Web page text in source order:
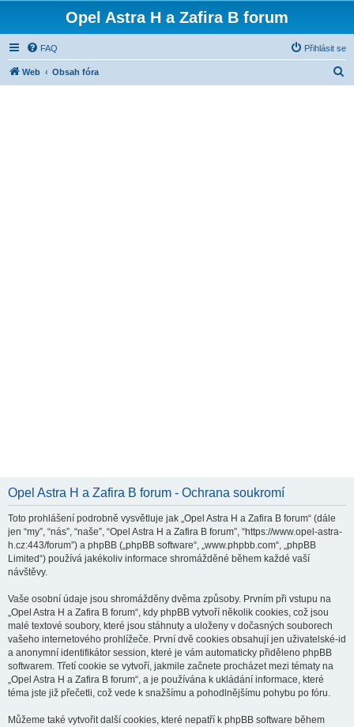
Opel Astra H a Zafira B forum
FAQ Přihlásit se
Web Obsah fóra
Opel Astra H a Zafira B forum - Ochrana soukromí
Toto prohlášení podrobně vysvětluje jak „Opel Astra H a Zafira B forum“ (dále
jen “my”, “nás”, “naše”, “Opel Astra H a Zafira B forum”, “https://www.opel-astra-
h.cz:443/forum”) a phpBB („phpBB software“, „www.phpbb.com“, „phpBB
Limited“) používá jakékoliv informace shromážděné během každé vaší
návštěvy.
Vaše osobní údaje jsou shromážděny dvěma způsoby. Prvním při vstupu na
„Opel Astra H a Zafira B forum“, kdy phpBB vytvoří několik cookies, což jsou
malé textové soubory, které jsou stáhnuty a uloženy v dočasných souborech
vašeho internetového prohlížeče. První dvě cookies obsahují jen uživatelské-id
a anonymní identifikátor session, které je vám automaticky přiděleno phpBB
softwarem. Třetí cookie se vytvoří, jakmile začnete procházet mezi tématy na
„Opel Astra H a Zafira B forum“, a je používána k ukládání informace, které
téma jste již přečetli, což vede k snažšímu a pohodlnějšímu pohybu po fóru.
Můžeme také vytvořit další cookies, které nepatří k phpBB software během